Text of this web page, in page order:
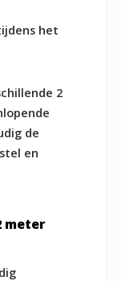
het
2
de
en
meter